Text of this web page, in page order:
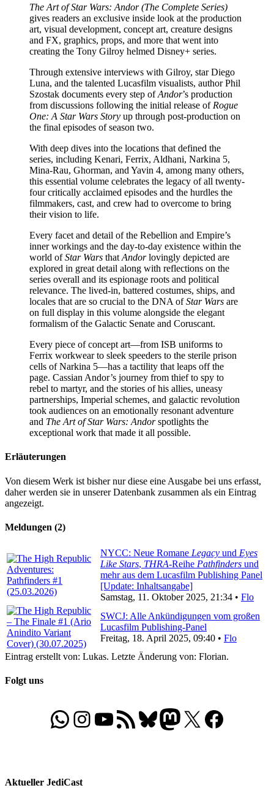
The Art of Star Wars: Andor (The Complete Series)
gives readers an exclusive inside look at the production
art, visual development, concept art, creature designs
and FX, graphics, props, and more that went into
creating the Tony Gilroy helmed Disney+ series.
Through extensive interviews with Gilroy, star Diego
Luna, and the talented Lucasfilm visualists, author Phil
Szostak documents every step ofAndor’s production
from discussions following the initial release of Rogue
One: A Star Wars Story up through post-production on
the final episodes of season two.
With deep dives into the locations that defined the
series, including Kenari, Ferrix, Aldhani, Narkina 5,
Mina-Rau, Ghorman, and Yavin 4, among many others,
this essential volume celebrates the legacy of all twenty-
four critically acclaimed episodes and the hurdles the
filmmakers, cast, and crew had to overcome to bring
their vision to life.
Every facet and detail of the Rebellion and Empire’s
inner workings and the day-to-day existence within the
world ofStar Wars that Andorlovingly depicted are
explored in great detail along with reflections on the
series overall and its espionage roots and political
relevance. The lived-in, battered costumes, ships, and
locales that are so crucial to the DNA ofStar Wars are
on full display in this volume alongside the elegant
formalism of the Galactic Senate and Coruscant.
Every piece of concept art—from ISB uniforms to
Ferrix workwear to sleek speeders to the sterile prison
cells of Narkina 5—has a tactility that leaps off the
page. Cassian Andor’s journey from thief to spy to
rebel to martyr, and the stories of his allies, uneasy
partnerships, Imperial schemes, and galactic revolution
took audiences on an emotionally resonant adventure
and The Art of Star Wars: Andorspotlights the
exceptional work that made it all possible.
Erläuterungen
Von diesem Werk ist bisher nur diese eine Ausgabe bei uns erfasst,
daher werden sie in unserer Datenbank zusammen als ein Eintrag
angezeigt.
Meldungen (2)
NYCC: Neue Romane Legacy und Eyes
Like Stars, THRA-Reihe Pathfinders und
mehr aus dem Lucasfilm Publishing Panel
[Update: Inhaltsangabe]
Samstag, 11. Oktober 2025, 21:34 • Flo
SWCJ: Alle Ankündigungen vom großen
Lucasfilm Publishing-Panel
Freitag, 18. April 2025, 09:40 • Flo
Eintrag erstellt von: Lukas. Letzte Änderung von: Florian.
Folgt uns
WhatsApp
Folgt uns auf Instagram
Besucht unseren YouTube-Kanal
RSS-FeedBluesky
Folgt uns auf Mastodon
X Folgt uns auf
Aktueller JediCast